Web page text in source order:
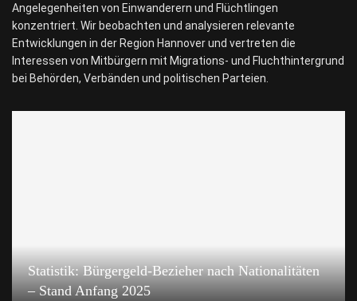
Angelegenheiten von Einwanderern und Flüchtlingen
konzentriert. Wir beobachten und analysieren relevante
Entwicklungen in der Region Hannover und vertreten die
Interessen von Mitbürgern mit Migrations- und Fluchthintergrund
bei Behörden, Verbänden und politischen Parteien.
Statistik: Bürgergeld-Bezieher nach Nationalitäten
– Stand Anfang 2025